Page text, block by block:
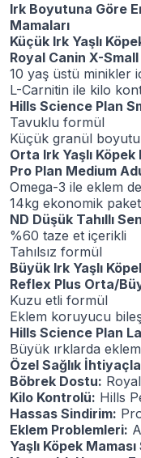
Irk Boyutuna Göre
Mamaları
Küçük Irk Yaşlı
Royal Canin X-
10 yaş üstü minikler
L-Carnitin ile kilo
Hills Science Plan
Tavuklu formül
Küçük granül boyutu
Orta Irk Yaşlı Köpek
Pro Plan Medium
Omega-3 ile eklem
14kg ekonomik paket
ND Düşük Tahıllı
%60 taze et içerikli
Tahılsız formül
Büyük Irk Yaşlı
Reflex Plus Orta/
Kuzu etli formül
Eklem koruyucu
Hills Science Plan
Büyük ırklarda
Özel Sağlık
Böbrek Dostu:
Kilo Kontrolü: Hills
Hassas Sindirim:
Eklem Problemleri:
Yaşlı Köpek